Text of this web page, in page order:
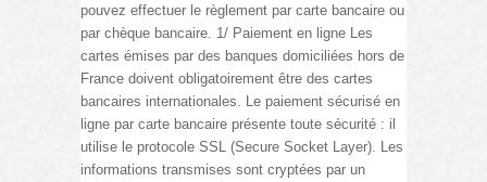
pouvez effectuer le règlement par carte bancaire ou
par chèque bancaire. 1/ Paiement en ligne Les
cartes émises par des banques domiciliées hors de
France doivent obligatoirement être des cartes
bancaires internationales. Le paiement sécurisé en
ligne par carte bancaire présente toute sécurité : il
utilise le protocole SSL (Secure Socket Layer). Les
informations transmises sont cryptées par un